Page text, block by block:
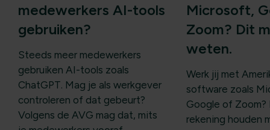
medewerkers AI-tools
gebruiken?
Steeds meer medewerkers
gebruiken AI-tools zoals
ChatGPT. Mag je als werkgever
controleren of dat gebeurt?
Volgens de AVG mag dat, mits
Microsoft,
Zoom? Dit
weten.
Werk jij met
software zoals
Google of Zoom?
rekening houden